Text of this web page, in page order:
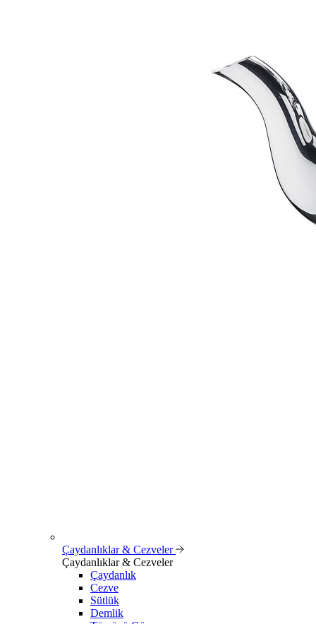
Çaydanlıklar & Cezveler
Çaydanlıklar & Cezveler
Çaydanlık
Cezve
Sütlük
Demlik